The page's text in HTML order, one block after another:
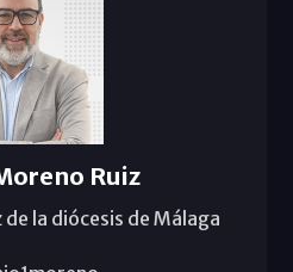
Ruiz
la diócesis de Málaga